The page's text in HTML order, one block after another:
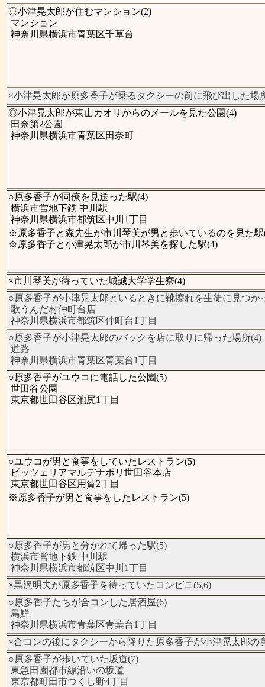
◎小津晃太郎が住むマンション(2)
マンション
神奈川県横浜市青葉区千草台
×小津晃太郎が原多香子が乗るタクシーの前に飛び出した場
◎小津晃太郎が東山カオリからのメールを見た公園(4)
田奈第2公園
神奈川県横浜市青葉区田奈町
○原多香子が同僚を見送った駅(4)
横浜市営地下鉄 中川駅
神奈川県横浜市都筑区中川1丁目
※原多香子と森先生が市川琴美が男と歩いているのを見た駅
※原多香子と小津晃太郎が市川琴美を探した駅(4)
×市川琴美が待っていた城誠大学学生寮(4)
○原多香子が小津晃太郎といるときに靴擦れを生徒に見つか
歌うんだ村仲町台店
神奈川県横浜市都筑区仲町台1丁目
○原多香子が小津晃太郎のバックを店に取りに帰った場所(4)
道路
神奈川県横浜市青葉区青葉台1丁目
○原多香子がユウコに電話した公園(5)
世田谷公園
東京都世田谷区池尻1丁目
○ユウコが男と食事をしていたレストラン(5)
ピッツェリアマルデナポリ世田谷本店
東京都世田谷区用賀2丁目
※原多香子が男と食事をしたレストラン(5)
○原多香子が男と分かれて帰った駅(5)
横浜市営地下鉄 中川駅
神奈川県横浜市都筑区中川1丁目
×黒沢明夫が原多香子を待っていたコンビニ(5,6)
○原多香子たちが合コンした居酒屋(6)
鳥鮮
神奈川県横浜市青葉区青葉台1丁目
×合コンの後にタクシーから降りた原多香子が小津晃太郎の
○原多香子が歩いていた坂道(7)
東急田園都市線沿いの坂道
東京都町田市つくし野4丁目